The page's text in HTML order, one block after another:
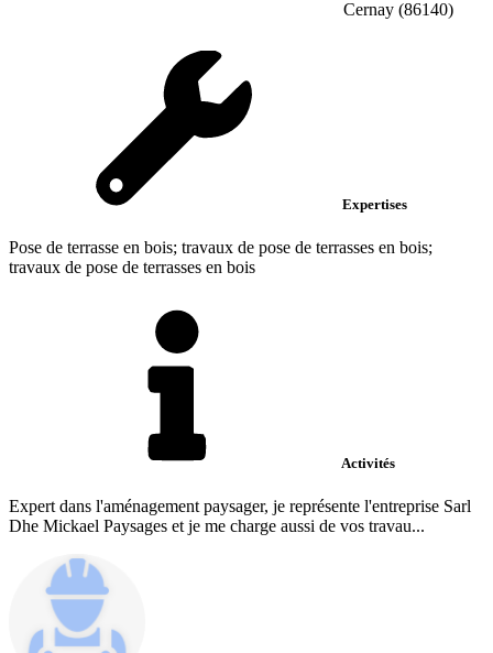
Cernay (86140)
Expertises
Pose de terrasse en bois; travaux de pose de terrasses en bois;
travaux de pose de terrasses en bois
Activités
Expert dans l'aménagement paysager, je représente l'entreprise Sarl
Dhe Mickael Paysages et je me charge aussi de vos travau...